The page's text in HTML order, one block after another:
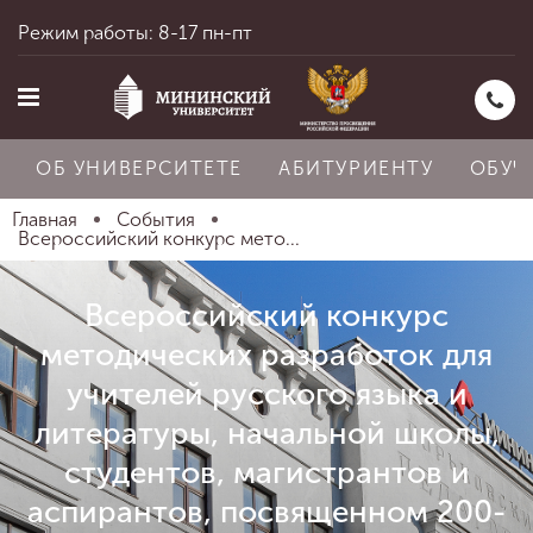
Главная
Об университете
Абитуриенту
Режим работы: 8-17 пн-пт
ОБ УНИВЕРСИТЕТЕ АБИТУРИЕНТУ
Главная
События
Всероссийский конкурс мето...
Всероссийский конкурс
методических разработок для
учителей русского языка и
литературы, начальной школы,
студентов, магистрантов и
аспирантов, посвященном 200-